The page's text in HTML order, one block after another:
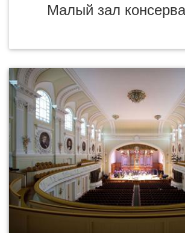
Малый зал